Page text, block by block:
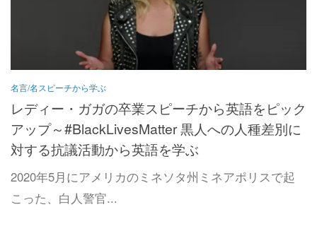
名言/名スピーチから学ぶ
レディー・ガガの卒業スピーチから英語をピック
アップ～#BlackLivesMatter 黒人への人種差別に
対する抗議活動から英語を学ぶ
2020年5月にアメリカのミネソタ州ミネアポリスで起
こった、白人警官...